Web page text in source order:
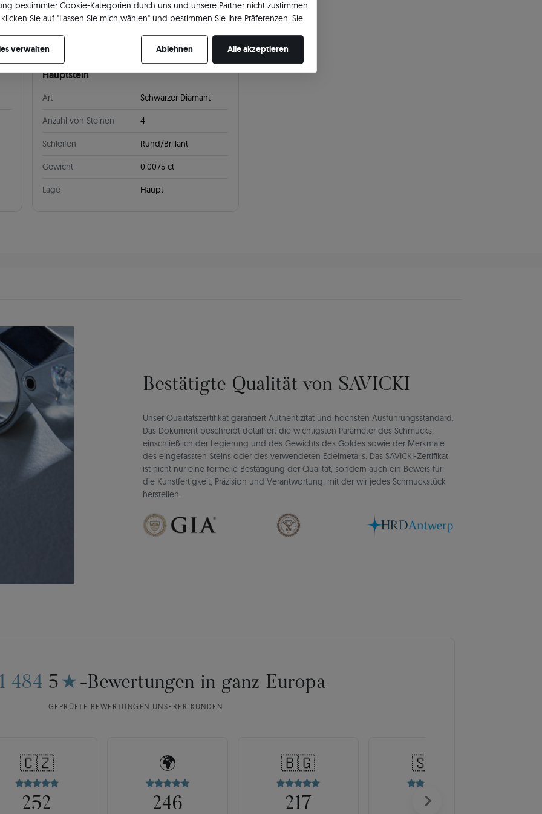
Hauptstein
Art Schwarzer Diamant
Anzahl von Steinen 4
Schleifen Rund/Brillant
Gewicht 0.0075 ct
Lage Haupt
Bestätigte Qualität von SAVICKI
Unser Qualitätszertifikat garantiert Authentizität und höchsten Ausführungsstandard.
Das Dokument beschreibt detailliert die wichtigsten Parameter des Schmucks,
einschließlich der Legierung und des Gewichts des Goldes sowie der Merkmale
des eingefassten Steins oder des verwendeten Edelmetalls. Das SAVICKI-Zertifikat
ist nicht nur eine formelle Bestätigung der Qualität, sondern auch ein Beweis für
die Kunstfertigkeit, Präzision und Verantwortung, mit der wir jedes Schmuckstück
herstellen.
484 5 ★ -Bewertungen in ganz Europa
GEPRÜFTE BEWERTUNGEN UNSERER KUNDEN
🇨🇿
252
🌍
246
🇧🇬
217
🇸🇰
175
bestimmter Cookie-Kategorien durch uns und unsere Partner nicht zustimmen
Sie auf "Lassen Sie mich wählen" und bestimmen Sie Ihre Präferenzen. Sie
verwalten
Ablehnen Alle akzeptieren